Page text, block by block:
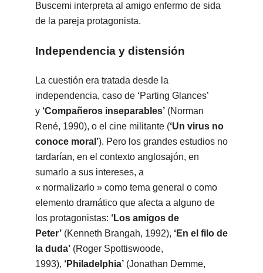
Buscemi interpreta al amigo enfermo de sida
de la pareja protagonista.
Independencia y distensión
La cuestión era tratada desde la
independencia, caso de ‘Parting Glances’
y ‘Compañeros inseparables’ (Norman
René, 1990), o el cine militante (‘Un virus no
conoce moral’). Pero los grandes estudios no
tardarían, en el contexto anglosajón, en
sumarlo a sus intereses, a
« normalizarlo » como tema general o como
elemento dramático que afecta a alguno de
los protagonistas: ‘Los amigos de
Peter’ (Kenneth Brangah, 1992), ‘En el filo de
la duda’(Roger Spottiswoode,
1993), ‘Philadelphia’(Jonathan Demme,